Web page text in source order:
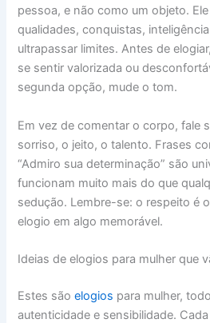
pessoa, e não como um objeto.
qualidades, conquistas,
ultrapassar limites. Antes de
se sentir valorizada ou
segunda opção, mude o tom.
Em vez de comentar o corpo, fale
sorriso, o jeito, o talento. Frases
“Admiro sua determinação” são
funcionam muito mais do que
sedução. Lembre-se: o respeito é
elogio em algo memorável.
Ideias de elogios para mulher que
Estes sãoelogios para mulher,
autenticidade e sensibilidade.